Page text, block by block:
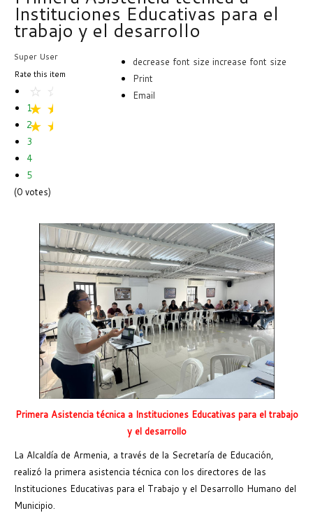
Instituciones Educativas para el
trabajo y el desarrollo
Super User decrease font size increase font size
Print
Email
Rate this item
1
2
3
4
5
(0 votes)
Primera Asistencia técnica a Instituciones Educativas para el trabajo
y el desarrollo
La Alcaldía de Armenia, a través de la Secretaría de Educación,
realizó la primera asistencia técnica con los directores de las
Instituciones Educativas para el Trabajo y el Desarrollo Humano del
Municipio.